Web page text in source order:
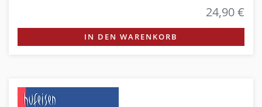
24,90 €
IN DEN WARENKORB